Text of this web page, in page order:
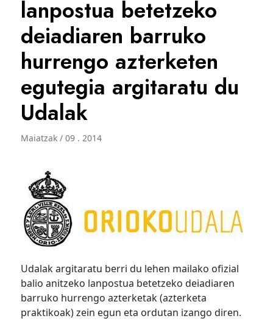
lanpostua betetzeko
deiadiaren barruko
hurrengo azterketen
egutegia argitaratu du
Udalak
Maiatzak / 09 . 2014
Udalak argitaratu berri du lehen mailako ofizial
balio anitzeko lanpostua betetzeko deiadiaren
barruko hurrengo azterketak (azterketa
praktikoak) zein egun eta ordutan izango diren.